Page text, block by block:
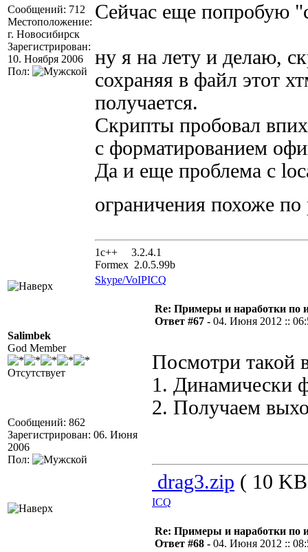
Сообщений: 712
Местоположение:
г. Новосибирск
Зарегистрирован:
10. Ноября 2006
Пол:
Сейчас еще попробую
ну я на лету и делаю,
сохраняя в файл этот
получается.
Скрипты пробовал
с форматированием
Да и еще проблема с
ограничения похоже
1с++ 3.2.4.1
Formex 2.0.5.99b
Skype/VoIPICQ
Salimbek
God Member
Отсутствует
Сообщений: 862
Зарегистрирован: 06. Июня
2006
Пол:
Re: Примеры и наработки по
Ответ #67 - 04. Июня 2012 ::
Посмотри такой
1. Динамически
2. Получаем
drag3.zip ( 10
ICQ
Re: Примеры и наработки по
Ответ #68 - 04. Июня 2012 ::